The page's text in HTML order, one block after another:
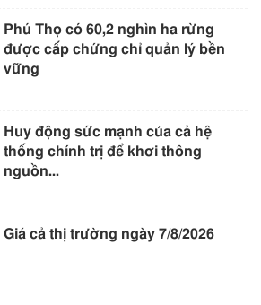
Phú Thọ có 60,2 nghìn ha rừng
được cấp chứng chỉ quản lý bền
vững
Huy động sức mạnh của cả hệ
thống chính trị để khơi thông
nguồn...
Giá cả thị trường ngày 7/8/2026